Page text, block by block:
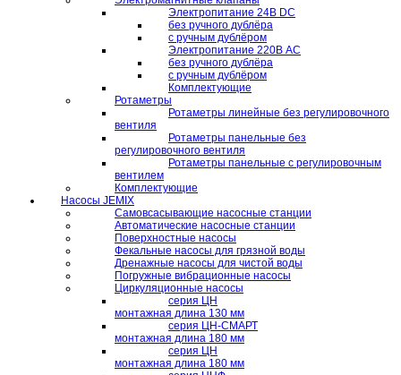
Электропитание 24В DC
без ручного дублёра
с ручным дублёром
Электропитание 220В AC
без ручного дублёра
с ручным дублёром
Комплектующие
Ротаметры
Ротаметры линейные без регулировочного
вентиля
Ротаметры панельные без
регулировочного вентиля
Ротаметры панельные с регулировочным
вентилем
Комплектующие
Насосы JEMIX
Самовсасывающие насосные станции
Автоматические насосные станции
Поверхностные насосы
Фекальные насосы для грязной воды
Дренажные насосы для чистой воды
Погружные вибрационные насосы
Циркуляционные насосы
серия ЦН
монтажная длина 130 мм
серия ЦН-СМАРТ
монтажная длина 180 мм
серия ЦН
монтажная длина 180 мм